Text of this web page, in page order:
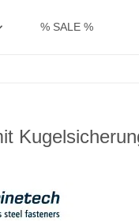
% SALE %